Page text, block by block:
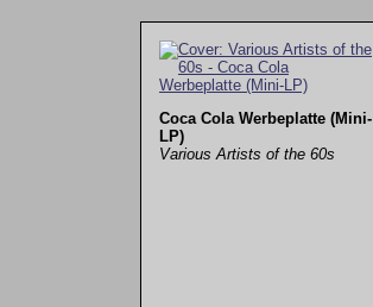
Coca Cola Werbeplatte (Mini-
LP)
Various Artists of the 60s